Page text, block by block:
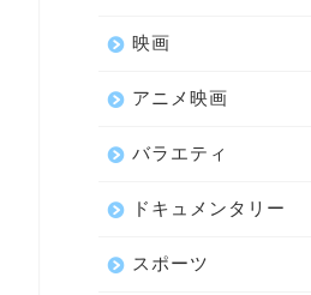
映画
アニメ映画
バラエティ
ドキュメンタリー
スポーツ